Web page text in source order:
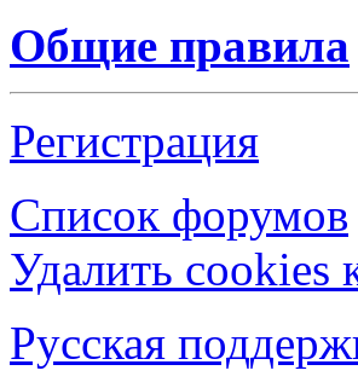
Общие правила
Регистрация
Список форумов
Удалить cookies
Русская